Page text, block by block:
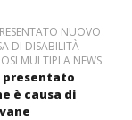
NUOVO
DI DISABILITÀ
MULTIPLA NEWS
presentato
è causa di